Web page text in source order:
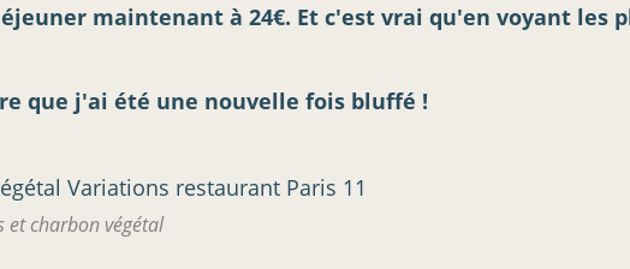
maintenant à 24€. Et c'est vrai qu'en voyant les
que j'ai été une nouvelle fois bluffé !
et charbon végétal